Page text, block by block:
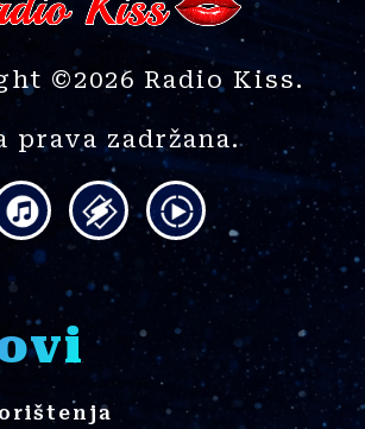
©2026 Radio Kiss.
prava zadržana.